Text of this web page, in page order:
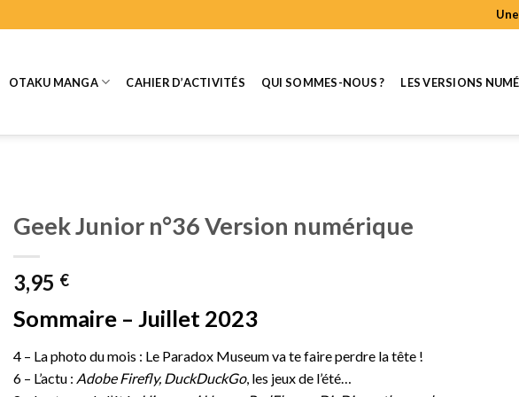
OTAKU MANGA CAHIER D’ACTIVITÉS QUI SOMMES-NOUS ? LES VERSIONS
Geek Junior n°36 Version numérique
3,95 €
Sommaire – Juillet 2023
4 – La photo du mois : Le Paradox Museum va te faire perdre la tête !
6 – L’actu : Adobe Firefly, DuckDuckGo, les jeux de l’été…